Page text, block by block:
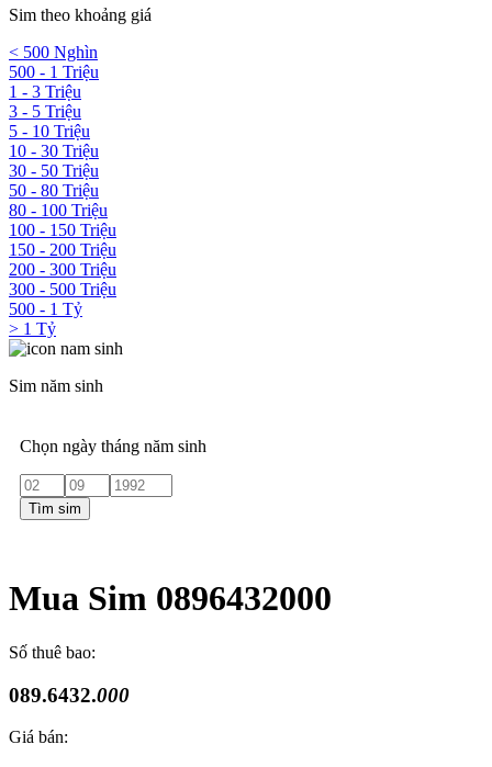
Sim theo khoảng giá
< 500 Nghìn
500 - 1 Triệu
1 - 3 Triệu
3 - 5 Triệu
5 - 10 Triệu
10 - 30 Triệu
30 - 50 Triệu
50 - 80 Triệu
80 - 100 Triệu
100 - 150 Triệu
150 - 200 Triệu
200 - 300 Triệu
300 - 500 Triệu
500 - 1 Tỷ
> 1 Tỷ
Sim năm sinh
Chọn ngày tháng năm sinh
Tìm sim
Mua Sim 0896432000
Số thuê bao:
089.6432.000
Giá bán: